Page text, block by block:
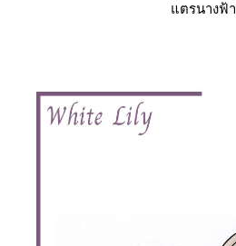
ตรนางฟ้า